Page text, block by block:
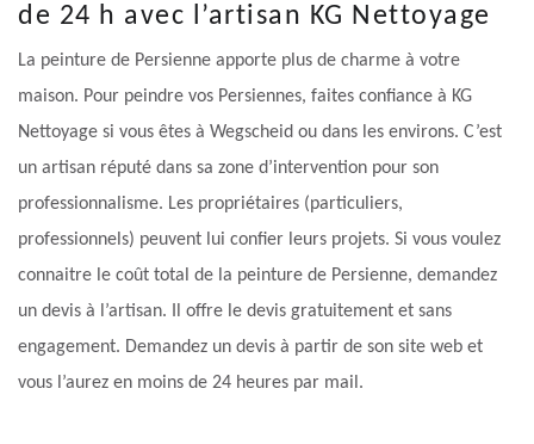
de 24 h avec l’artisan KG Nettoyage
La peinture de Persienne apporte plus de charme à votre
maison. Pour peindre vos Persiennes, faites confiance à KG
Nettoyage si vous êtes à Wegscheid ou dans les environs. C’est
un artisan réputé dans sa zone d’intervention pour son
professionnalisme. Les propriétaires (particuliers,
professionnels) peuvent lui confier leurs projets. Si vous voulez
connaitre le coût total de la peinture de Persienne, demandez
un devis à l’artisan. Il offre le devis gratuitement et sans
engagement. Demandez un devis à partir de son site web et
vous l’aurez en moins de 24 heures par mail.